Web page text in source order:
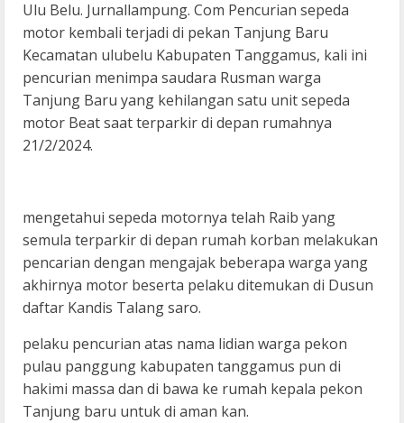
Ulu Belu. Jurnallampung. Com Pencurian sepeda
motor kembali terjadi di pekan Tanjung Baru
Kecamatan ulubelu Kabupaten Tanggamus, kali ini
pencurian menimpa saudara Rusman warga
Tanjung Baru yang kehilangan satu unit sepeda
motor Beat saat terparkir di depan rumahnya
21/2/2024.
mengetahui sepeda motornya telah Raib yang
semula terparkir di depan rumah korban melakukan
pencarian dengan mengajak beberapa warga yang
akhirnya motor beserta pelaku ditemukan di Dusun
daftar Kandis Talang saro.
pelaku pencurian atas nama lidian warga pekon
pulau panggung kabupaten tanggamus pun di
hakimi massa dan di bawa ke rumah kepala pekon
Tanjung baru untuk di aman kan.